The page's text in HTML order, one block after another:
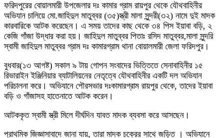
ফরিদপুরের বোয়ালমারী উপজেলার দঃ কামার গ্রাম রায়পুর থেকে যৌথবাহিনীর
অভিযান চালিয়ে মো.জাহিদুল মাতুব্বর (৩৫)স্ত্রী মালা সুন্দরী(৩২) নামে দুই মাদক
কারবারিকে আটক করেছেন। এ সময় তাদের কাছ থেকে ৩৪ পিস ইয়াবা বড়ি, ২
কেজি গাঁজা উদ্ধার করা হয়। জাহিদুল মাতুব্বর পিতাঃ রসিদ মাতুব্বর,মালা সুন্দরি
স্বামী জাহিদুল মাতুব্বর গ্রাম দঃ কামারগ্রাম থানা বোয়ালমারী জেলা ফরিদপুর।
বুধবার(১৩ আগষ্ট) সকাল ৯ টায় গোপন সংবাদের ভিত্তিতে সেনাবাহিনীর ১৫
রিভারাইন ইঞ্জিনিয়ার ব্যাটালিয়নের নেতৃত্বে যৌথবাহিনীর একটি দল অভিযান
পরিচালনা করে। অভিযানে পৌরসভার দঃকামারগ্রাম রায়পুর থেকে, তাদের ইয়াবা
বড়ি ও গাঁজাসহ হাতেনাতে আটক করেন।
আটককৃত স্বামী স্ত্রী মিলে দীর্ঘদিন যাবত মাদক ব্যবসা করে আসছেন।
প্রাথমিক জিজ্ঞাসাবাদে জানা যায়, তারা মাদক চক্রের সাথে জড়িত । অভিযানে